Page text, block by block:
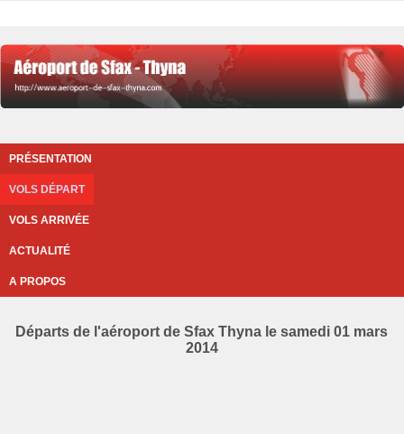
PRÉSENTATION
VOLS DÉPART
VOLS ARRIVÉE
ACTUALITÉ
A PROPOS
Départs de l'aéroport de Sfax Thyna le samedi 01 mars
2014